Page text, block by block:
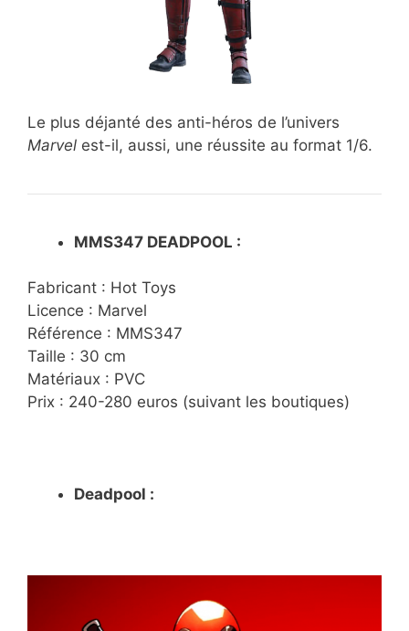
Le plus déjanté des anti-héros de l’univers
Marvel est-il, aussi, une réussite au format 1/6.
MMS347 DEADPOOL :
Fabricant : Hot Toys
Licence : Marvel
Référence : MMS347
Taille : 30 cm
Matériaux : PVC
Prix : 240-280 euros (suivant les boutiques)
Deadpool :